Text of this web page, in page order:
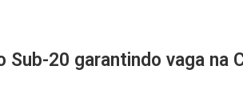
20 garantindo vaga na